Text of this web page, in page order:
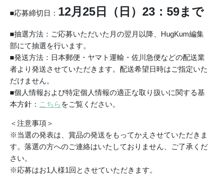
■応募締切日： 12月25 日（日）23：59まで
■抽選方法：ご応募いただいた月の翌月以降、HugKum編集
部にて抽選を行います。
■発送方法：日本郵便・ヤマト運輸・佐川急便などの配送業
者より発送させていただきます。配送希望日時はご指定いた
だけません。
■個人情報および特定個人情報の適正な取り扱いに関する基
本方針： こちら をご覧ください。
＜注意事項＞
※当選の発表は、賞品の発送をもってかえさせていただきま
す。落選の方へのご連絡はいたしておりません、ご了承くだ
さい。
※応募はお1人様1回とさせていただきます。